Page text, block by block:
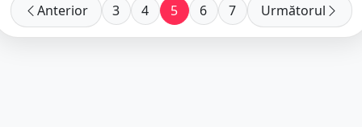
Anterior 3 4 5 6 7 Următorul